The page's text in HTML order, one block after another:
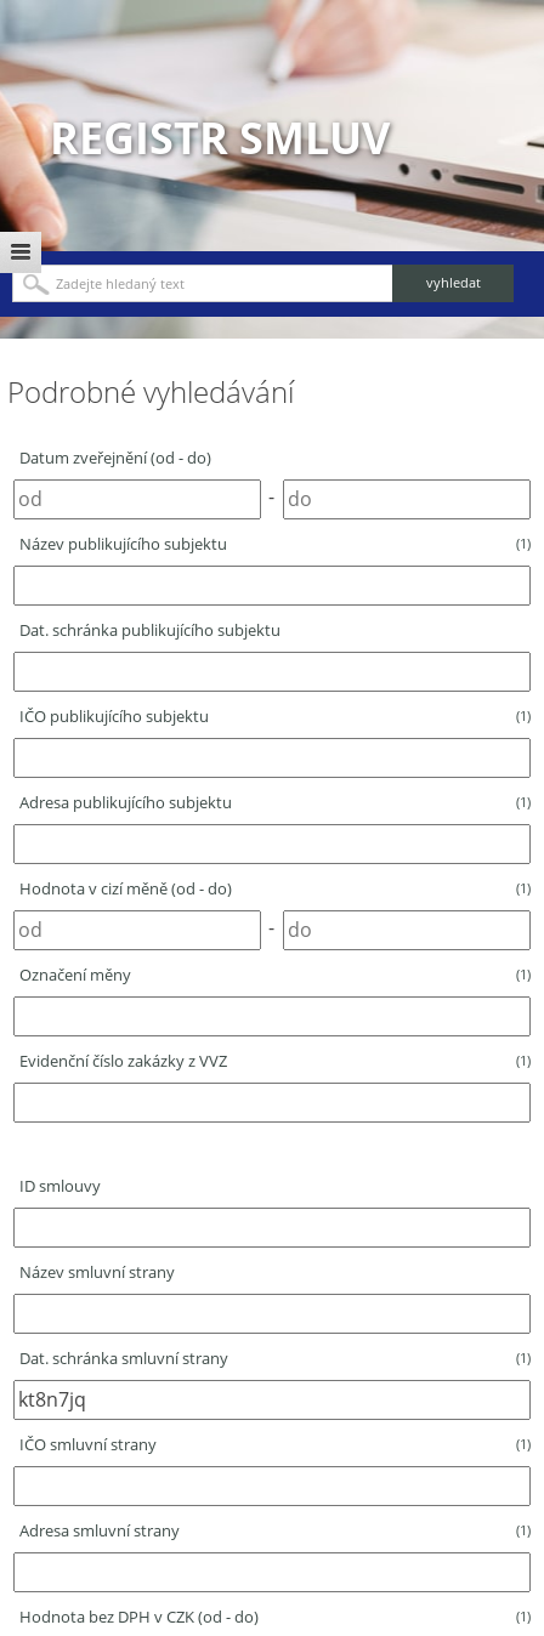
REGISTR SMLUV
Podrobné vyhledávání
Datum zveřejnění (od - do)
-
Název publikujícího subjektu (1)
Dat. schránka publikujícího subjektu
IČO publikujícího subjektu (1)
Adresa publikujícího subjektu (1)
Hodnota v cizí měně (od - do) (1)
-
Označení měny (1)
Evidenční číslo zakázky z VVZ (1)
ID smlouvy
Název smluvní strany
Dat. schránka smluvní strany (1)
IČO smluvní strany (1)
Adresa smluvní strany (1)
Hodnota bez DPH v CZK (od - do) (1)